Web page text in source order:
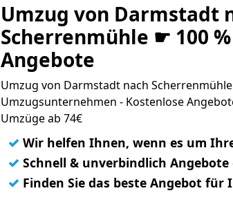
Umzug von Darmstadt
Scherrenmühle ☛ 100
Angebote
Umzug von Darmstadt nach Scherrenmühle
Umzugsunternehmen - Kostenlose
Umzüge ab 74€
✓ Wir helfen Ihnen, wenn es um
✓ Schnell & unverbindlich
✓ Finden Sie das beste Angebot für